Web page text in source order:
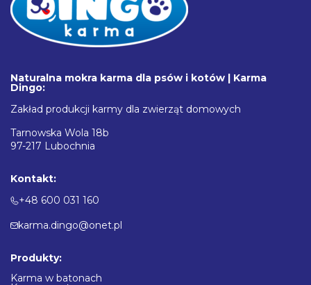
Naturalna mokra karma dla psów i kotów | Karma
Dingo:
Zakład produkcji karmy dla zwierząt domowych
Tarnowska Wola 18b
97-217 Lubochnia
Kontakt:
+48 600 031 160
karma.dingo@onet.pl
Produkty:
Karma w batonach